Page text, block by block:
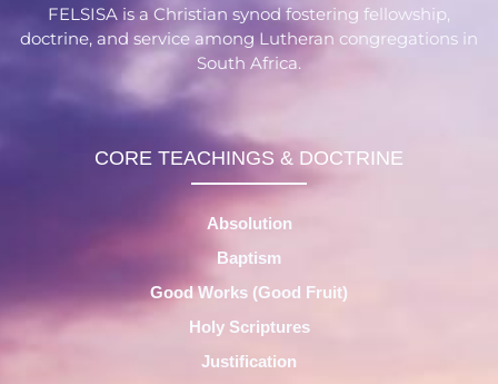
FELSISA is a Christian synod fostering fellowship,
doctrine, and service among Lutheran congregations in
South Africa.
CORE TEACHINGS & DOCTRINE
Absolution
Baptism
Good Works (Good Fruit)
Holy Scriptures
Justification